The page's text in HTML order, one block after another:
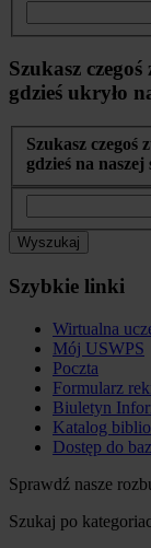
Szukasz
gdzieś ukryło
Szukasz czegoś
gdzieś na naszej
Wyszukaj
Szybkie linki
Wirtualna
Mój USWPS
Poczta
Formularz
Biuletyn
Katalog
Dostęp do
Sprawdź nasze
Szukaj po